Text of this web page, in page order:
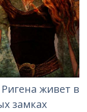
живет в
замках